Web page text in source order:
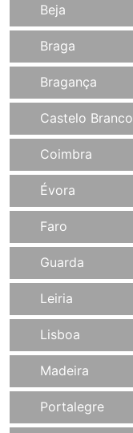
Beja
Braga
Bragança
Castelo Branco
Coimbra
Évora
Faro
Guarda
Leiria
Lisboa
Madeira
Portalegre